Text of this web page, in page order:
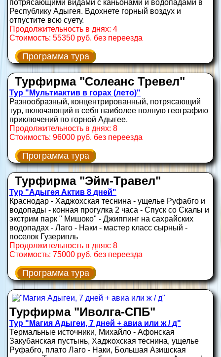
потрясающими видами с каньонами и водопадами в
Республику Адыгея. Вдохнете горный воздух и
отпустите всю суету.
Продолжительность в днях: 4
Стоимость: 55350 руб. без переезда
Программа тура
Турфирма "Солеанс Тревел"
Тур "Мультиактив в горах (лето)"
Разнообразный, концентрированный, потрясающий
тур, включающий в себя наиболее полную географию
приключений по горной Адыгее.
Продолжительность в днях: 8
Стоимость: 96000 руб. без переезда
Программа тура
Турфирма "Эйм-Травел"
Тур "Адыгея Актив 8 дней"
Краснодар - Хаджохская теснина - ущелье Руфабго и
водопады - конная прогулка 2 часа - Спуск со Скалы и
экстрим парк " Мишоко" - Джиппинг на сахрайских
водопадах - Лаго - Наки - мастер класс сырный -
поселок Гузерипль
Продолжительность в днях: 8
Стоимость: 75000 руб. без переезда
Программа тура
Турфирма "Иволга-СПБ"
Тур "Магия Адыгеи, 7 дней + авиа или ж / д"
Термальные источники, Михайло - Афонская
Закубанская пустынь, Хаджохская теснина, ущелье
Руфабго, плато Лаго - Наки, Большая Азишская